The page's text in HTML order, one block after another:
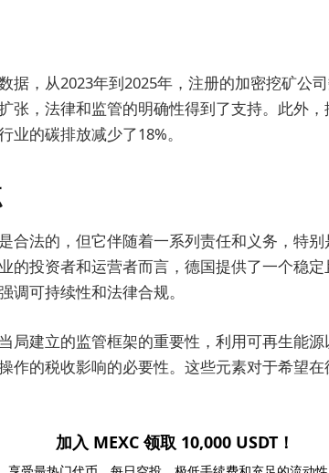
据，从2023年到2025年，注册的加密挖矿公
张，法律和监管的明确性得到了支持。此外
业的碳排放减少了18%。
合法的，但它伴随着一系列责任和义务，特
的投资者和运营者而言，德国提供了一个稳
调可持续性和法律合规。
局建立的监管框架的重要性，利用可再生能
作的税收影响的必要性。这些元素对于希望
加入 MEXC 领取 10,000 USDT！